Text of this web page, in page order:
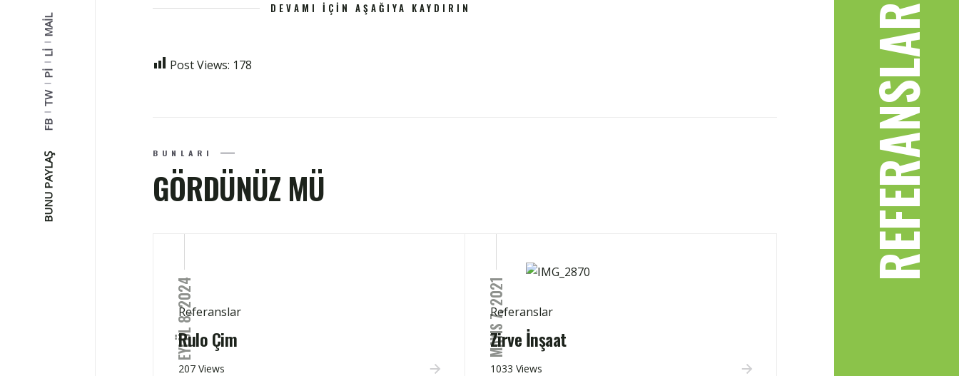
BUNU PAYLAŞ
FB
TW
PI
LI
MAIL
DEVAMI İÇIN AŞAĞIYA KAYDIRIN
Post Views: 178
BUNLARI
GÖRDÜNÜZ MÜ
EYLÜL 8, 2024
Referanslar
Rulo Çim
207 Views
MAYIS 7, 2021
Referanslar
Zirve İnşaat
1033 Views
REFERANSLAR